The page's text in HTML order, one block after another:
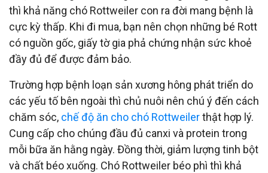
thì khả năng chó Rottweiler con ra đời mang bệnh là
cực kỳ thấp. Khi đi mua, bạn nên chọn những bé Rott
có nguồn gốc, giấy tờ gia phả chứng nhận sức khoẻ
đầy đủ để được đảm bảo.
Trường hợp bệnh loạn sản xương hông phát triển do
các yếu tố bên ngoài thì chủ nuôi nên chú ý đến cách
chăm sóc, chế độ ăn cho chó Rottweilerthật hợp lý.
Cung cấp cho chúng đầu đủ canxi và protein trong
mỗi bữa ăn hằng ngày. Đồng thời, giảm lượng tinh bột
và chất béo xuống. Chó Rottweiler béo phì thì khả